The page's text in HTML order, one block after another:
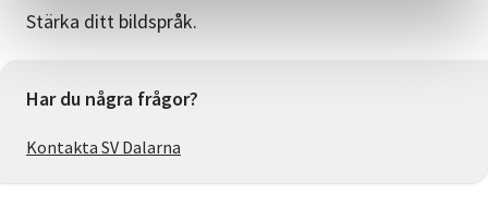
Stärka ditt bildspråk.
Har du några frågor?
Kontakta SV Dalarna